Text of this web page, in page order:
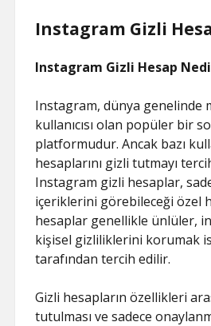
Instagram Gizli
Instagram Gizli Hesap
Instagram, dünya genelinde
kullanıcısı olan popüler bir
platformudur. Ancak bazı
hesaplarını gizli tutmayı
Instagram gizli hesaplar,
içeriklerini görebileceği özel
hesaplar genellikle ünlüler,
kişisel gizliliklerini korumak
tarafından tercih edilir.
Gizli hesapların özellikleri
tutulması ve sadece